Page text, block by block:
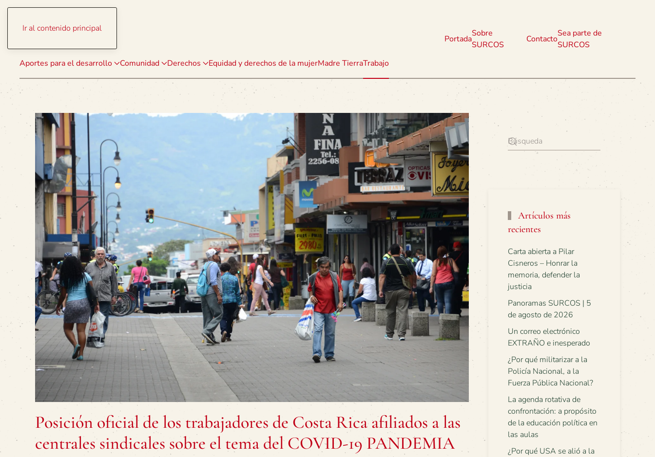
Ir al contenido principal
Aportes para el desarrollo Comunidad Derechos Equidad y derechos de la mujerMadre TierraTrabajo
Portada
Sobre
SURCOS
Contacto
Sea parte de
SURCOS
Posición oficial de los trabajadores de Costa Rica afiliados a las
centrales sindicales sobre el tema del COVID-19 PANDEMIA
Artículos más
recientes
Carta abierta a Pilar
Cisneros – Honrar la
memoria, defender la
justicia
Panoramas SURCOS | 5
de agosto de 2026
Un correo electrónico
EXTRAÑO e inesperado
¿Por qué militarizar a la
Policía Nacional, a la
Fuerza Pública Nacional?
La agenda rotativa de
confrontación: a propósito
de la educación política en
las aulas
¿Por qué USA se alió a la